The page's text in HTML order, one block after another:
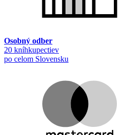
Osobný odber
20 kníhkupectiev
po celom Slovensku